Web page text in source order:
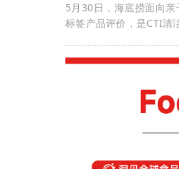
5月30日，海底捞面向
标签产品评价，是CTI清